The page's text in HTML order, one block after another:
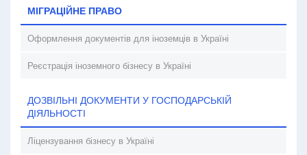
МІГРАЦІЙНЕ ПРАВО
Оформлення документів для іноземців в Україні
Реєстрація іноземного бізнесу в Україні
ДОЗВІЛЬНІ ДОКУМЕНТИ У ГОСПОДАРСЬКІЙ
ДІЯЛЬНОСТІ
Ліцензування бізнесу в Україні